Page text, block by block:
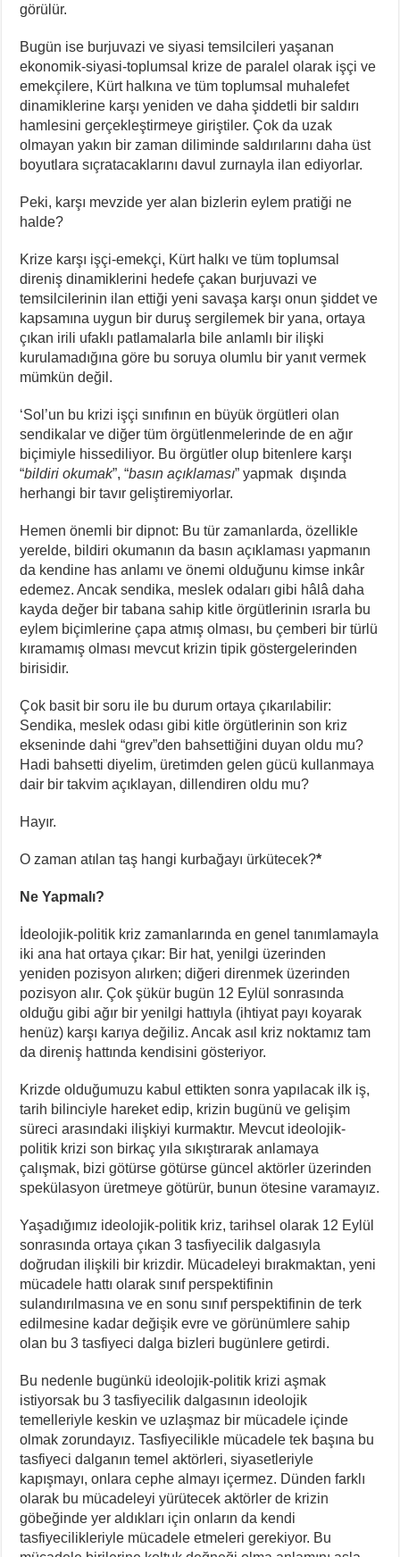
görülür.
Bugün ise burjuvazi ve siyasi temsilcileri yaşanan
ekonomik-siyasi-toplumsal krize de paralel olarak işçi ve
emekçilere, Kürt halkına ve tüm toplumsal muhalefet
dinamiklerine karşı yeniden ve daha şiddetli bir saldırı
hamlesini gerçekleştirmeye giriştiler. Çok da uzak
olmayan yakın bir zaman diliminde saldırılarını daha üst
boyutlara sıçratacaklarını davul zurnayla ilan ediyorlar.
Peki, karşı mevzide yer alan bizlerin eylem pratiği ne
halde?
Krize karşı işçi-emekçi, Kürt halkı ve tüm toplumsal
direniş dinamiklerini hedefe çakan burjuvazi ve
temsilcilerinin ilan ettiği yeni savaşa karşı onun şiddet ve
kapsamına uygun bir duruş sergilemek bir yana, ortaya
çıkan irili ufaklı patlamalarla bile anlamlı bir ilişki
kurulamadığına göre bu soruya olumlu bir yanıt vermek
mümkün değil.
‘Sol’un bu krizi işçi sınıfının en büyük örgütleri olan
sendikalar ve diğer tüm örgütlenmelerinde de en ağır
biçimiyle hissediliyor. Bu örgütler olup bitenlere karşı
“bildiri okumak”, “basın açıklaması” yapmak dışında
herhangi bir tavır geliştiremiyorlar.
Hemen önemli bir dipnot: Bu tür zamanlarda, özellikle
yerelde, bildiri okumanın da basın açıklaması yapmanın
da kendine has anlamı ve önemi olduğunu kimse inkâr
edemez. Ancak sendika, meslek odaları gibi hâlâ daha
kayda değer bir tabana sahip kitle örgütlerinin ısrarla bu
eylem biçimlerine çapa atmış olması, bu çemberi bir türlü
kıramamış olması mevcut krizin tipik göstergelerinden
birisidir.
Çok basit bir soru ile bu durum ortaya çıkarılabilir:
Sendika, meslek odası gibi kitle örgütlerinin son kriz
ekseninde dahi “grev”den bahsettiğini duyan oldu mu?
Hadi bahsetti diyelim, üretimden gelen gücü kullanmaya
dair bir takvim açıklayan, dillendiren oldu mu?
Hayır.
O zaman atılan taş hangi kurbağayı ürkütecek?*
Ne Yapmalı?
İdeolojik-politik kriz zamanlarında en genel tanımlamayla
iki ana hat ortaya çıkar: Bir hat, yenilgi üzerinden
yeniden pozisyon alırken; diğeri direnmek üzerinden
pozisyon alır. Çok şükür bugün 12 Eylül sonrasında
olduğu gibi ağır bir yenilgi hattıyla (ihtiyat payı koyarak
henüz) karşı karıya değiliz. Ancak asıl kriz noktamız tam
da direniş hattında kendisini gösteriyor.
Krizde olduğumuzu kabul ettikten sonra yapılacak ilk iş,
tarih bilinciyle hareket edip, krizin bugünü ve gelişim
süreci arasındaki ilişkiyi kurmaktır. Mevcut ideolojik-
politik krizi son birkaç yıla sıkıştırarak anlamaya
çalışmak, bizi götürse götürse güncel aktörler üzerinden
spekülasyon üretmeye götürür, bunun ötesine varamayız.
Yaşadığımız ideolojik-politik kriz, tarihsel olarak 12 Eylül
sonrasında ortaya çıkan 3 tasfiyecilik dalgasıyla
doğrudan ilişkili bir krizdir. Mücadeleyi bırakmaktan, yeni
mücadele hattı olarak sınıf perspektifinin
sulandırılmasına ve en sonu sınıf perspektifinin de terk
edilmesine kadar değişik evre ve görünümlere sahip
olan bu 3 tasfiyeci dalga bizleri bugünlere getirdi.
Bu nedenle bugünkü ideolojik-politik krizi aşmak
istiyorsak bu 3 tasfiyecilik dalgasının ideolojik
temelleriyle keskin ve uzlaşmaz bir mücadele içinde
olmak zorundayız. Tasfiyecilikle mücadele tek başına bu
tasfiyeci dalganın temel aktörleri, siyasetleriyle
kapışmayı, onlara cephe almayı içermez. Dünden farklı
olarak bu mücadeleyi yürütecek aktörler de krizin
göbeğinde yer aldıkları için onların da kendi
tasfiyecilikleriyle mücadele etmeleri gerekiyor. Bu